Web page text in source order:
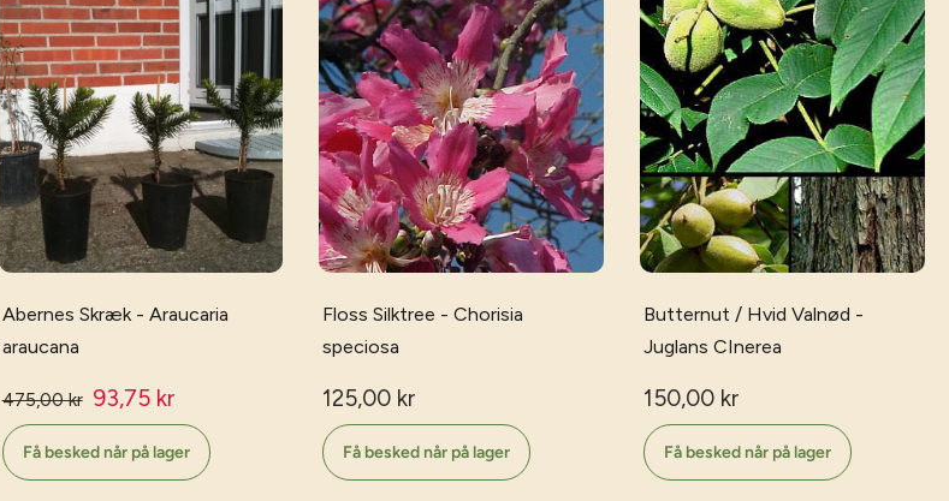
Abernes Skræk - Araucaria
araucana
475,00 kr 93,75 kr
Få besked når på lager
Floss Silktree - Chorisia
speciosa
125,00 kr
Få besked når på lager
Butternut / Hvid Valnød -
Juglans CInerea
150,00 kr
Få besked når på lager